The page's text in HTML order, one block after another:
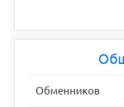
Обменников